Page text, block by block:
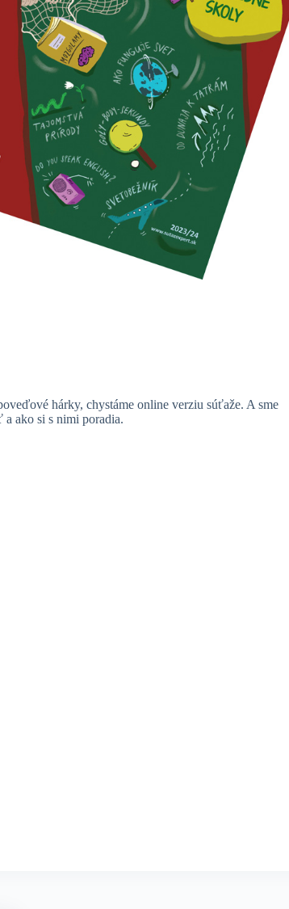
hárky, chystáme online verziu súťaže. A sme
ako si s nimi poradia.